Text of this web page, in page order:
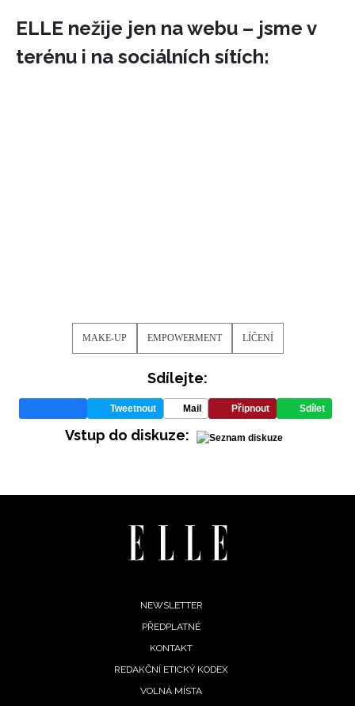
ELLE nežije jen na webu – jsme v
terénu i na sociálních sítích:
MAKE-UP EMPOWERMENT LÍČENÍ
Sdílejte:
Tweetnout Mail Připnout Sdílet
Vstup do diskuze:
NEWSLETTER
PŘEDPLATNÉ
KONTAKT
REDAKČNÍ ETICKÝ KODEX
VOLNÁ MÍSTA